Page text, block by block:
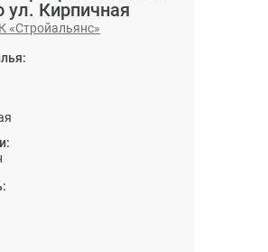
ул. Кирпичная
«Стройальянс»